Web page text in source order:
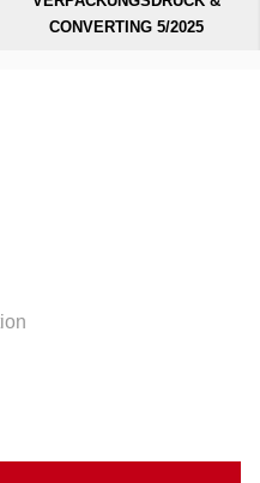
CONVERTING 5/2025